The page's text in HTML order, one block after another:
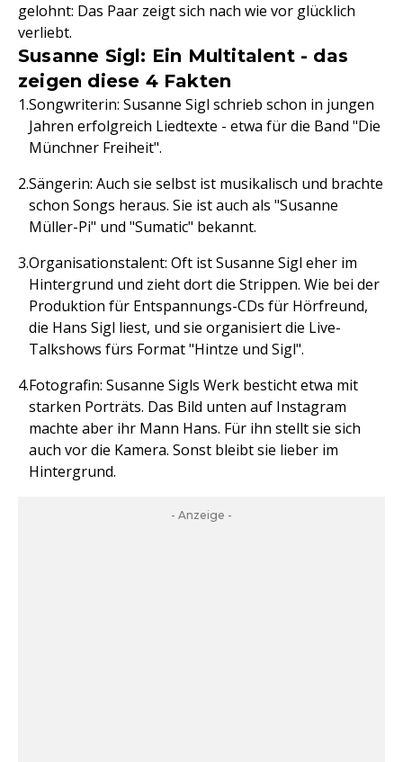
gelohnt: Das Paar zeigt sich nach wie vor glücklich
verliebt.
Susanne Sigl: Ein Multitalent - das
zeigen diese 4 Fakten
Songwriterin: Susanne Sigl schrieb schon in jungen
Jahren erfolgreich Liedtexte - etwa für die Band "Die
Münchner Freiheit".
Sängerin: Auch sie selbst ist musikalisch und brachte
schon Songs heraus. Sie ist auch als "Susanne
Müller-Pi" und "Sumatic" bekannt.
Organisationstalent: Oft ist Susanne Sigl eher im
Hintergrund und zieht dort die Strippen. Wie bei der
Produktion für Entspannungs-CDs für Hörfreund,
die Hans Sigl liest, und sie organisiert die Live-
Talkshows fürs Format "Hintze und Sigl".
Fotografin: Susanne Sigls Werk besticht etwa mit
starken Porträts. Das Bild unten auf Instagram
machte aber ihr Mann Hans. Für ihn stellt sie sich
auch vor die Kamera. Sonst bleibt sie lieber im
Hintergrund.
- Anzeige -